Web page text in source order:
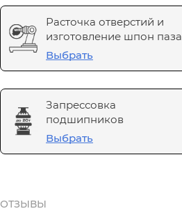
Расточка отверстий и
изготовление шпон паза
Выбрать
Запрессовка
подшипников
Выбрать
ОТЗЫВЫ